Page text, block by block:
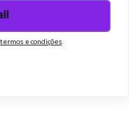
termos e condições.